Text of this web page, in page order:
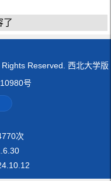
了
Reserved. 西北大学版
号
次
6 30
10 12